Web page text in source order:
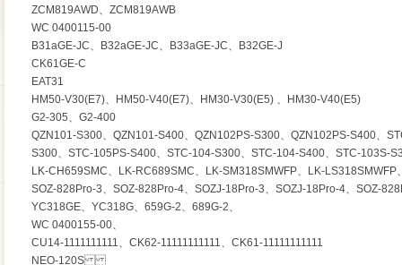
ZCM819AWD、ZCM819AWB
WC 0400115-00
B31aGE-JC、B32aGE-JC、B33aGE-JC、B32GE-J
CK61GE-C
EAT31
HM50-V30(E7)、HM50-V40(E7)、HM30-V30(E5) 、HM30-V40(E5)
G2-305、G2-400
QZN101-S300、QZN101-S400、QZN102PS-S300、QZN102PS-S400、
S300、STC-105PS-S400、STC-104-S300、STC-104-S400、STC-103S-
LK-CH659SMC、LK-RC689SMC、LK-SM318SMWFP、LK-LS318SMWFP
SOZ-828Pro-3、SOZ-828Pro-4、SOZJ-18Pro-3、SOZJ-18Pro-4、SOZ-
YC318GE、YC318G、659G-2、689G-2、
WC 0400155-00、
CU14-1111111111、CK62-11111111111、CK61-11111111111
NEO-120S